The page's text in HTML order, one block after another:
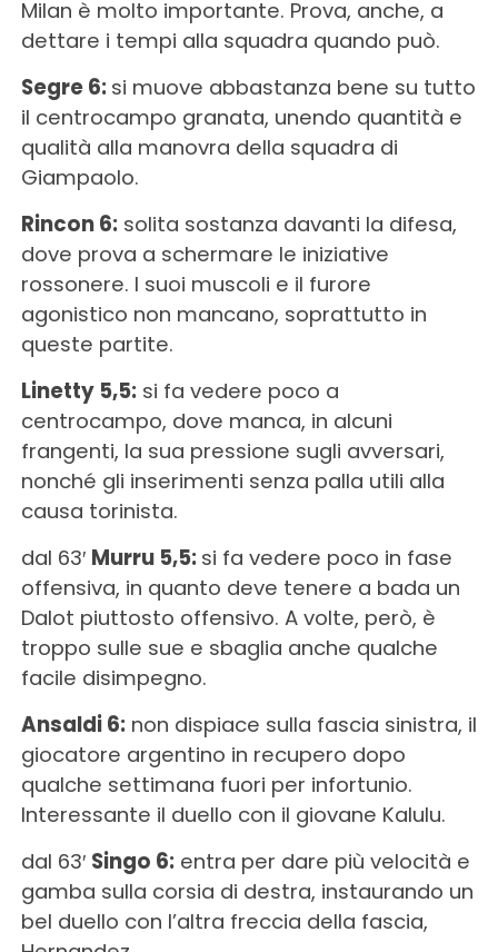
Milan è molto importante. Prova, anche, a
dettare i tempi alla squadra quando può.
Segre 6: si muove abbastanza bene su tutto
il centrocampo granata, unendo quantità e
qualità alla manovra della squadra di
Giampaolo.
Rincon 6:solita sostanza davanti la difesa,
dove prova a schermare le iniziative
rossonere. I suoi muscoli e il furore
agonistico non mancano, soprattutto in
queste partite.
Linetty 5,5:si fa vedere poco a
centrocampo, dove manca, in alcuni
frangenti, la sua pressione sugli avversari,
nonché gli inserimenti senza palla utili alla
causa torinista.
dal 63′ Murru 5,5: si fa vedere poco in fase
offensiva, in quanto deve tenere a bada un
Dalot piuttosto offensivo. A volte, però, è
troppo sulle sue e sbaglia anche qualche
facile disimpegno.
Ansaldi 6:non dispiace sulla fascia sinistra, il
giocatore argentino in recupero dopo
qualche settimana fuori per infortunio.
Interessante il duello con il giovane Kalulu.
dal 63′ Singo 6:entra per dare più velocità e
gamba sulla corsia di destra, instaurando un
bel duello con l’altra freccia della fascia,